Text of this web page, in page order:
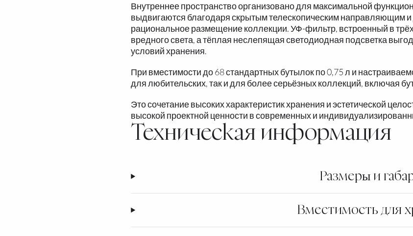
Внутреннее пространство организовано для максимальной
выдвигаются благодаря скрытым телескопическим направляющим и
рациональное размещение коллекции. УФ-фильтр, встроенный в
вредного света, а тёплая неслепящая светодиодная подсветка
условий хранения.
При вместимости до 68 стандартных бутылок по 0,75 л и
для любительских, так и для более серьёзных коллекций, включая
Это сочетание высоких характеристик хранения и эстетической
высокой проектной ценности в современных и
Техническая информация
Размеры и
Вместимость для